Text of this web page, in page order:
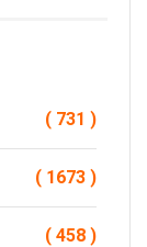
( 731 )
( 1673 )
( 458 )